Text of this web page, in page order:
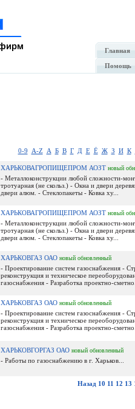
Главная
Помощь
0-9 A-Z А Б В Г Д Е Ё Ж З И К
ХАРЬКОВАГРОПИЩЕПРОМ АОЗТ новый
- Металлоконструкции любой сложности-
тротуарная (не скольз.) - Окна и двери
двери алюм. - Стеклопакеты - Ковка ху...
ХАРЬКОВАГРОПИЩЕПРОМ АОЗТ новый
- Металлоконструкции любой сложности-
тротуарная (не скольз.) - Окна и двери
двери алюм. - Стеклопакеты - Ковка ху...
ХАРЬКОВГАЗ ОАО новый обновленный
- Проектирование систем газоснабжения -
реконструкция и техническое
газоснабжения - Разработка проектно-
ХАРЬКОВГАЗ ОАО новый обновленный
- Проектирование систем газоснабжения -
реконструкция и техническое
газоснабжения - Разработка проектно-
ХАРЬКОВГОРГАЗ ОАО новый обновленный
- Работы по газоснабжению в г. Харьков...
Назад 10 11 12 13